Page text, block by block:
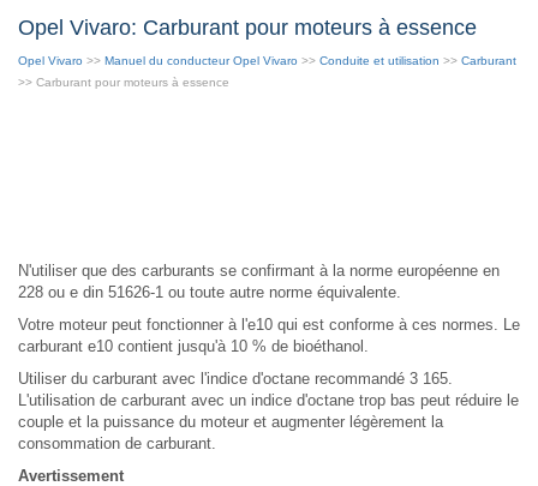
Opel Vivaro: Carburant pour moteurs à essence
Opel Vivaro >> Manuel du conducteur Opel Vivaro >> Conduite et utilisation >> Carburant
>> Carburant pour moteurs à essence
N'utiliser que des carburants se confirmant à la norme européenne en
228 ou e din 51626-1 ou toute autre norme équivalente.
Votre moteur peut fonctionner à l'e10 qui est conforme à ces normes. Le
carburant e10 contient jusqu'à 10 % de bioéthanol.
Utiliser du carburant avec l'indice d'octane recommandé 3 165.
L'utilisation de carburant avec un indice d'octane trop bas peut réduire le
couple et la puissance du moteur et augmenter légèrement la
consommation de carburant.
Avertissement